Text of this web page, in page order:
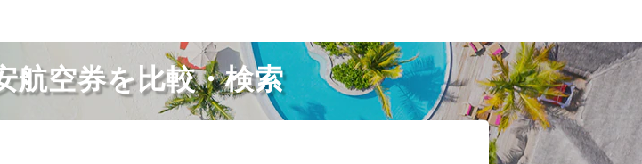
航空券を比較・検索